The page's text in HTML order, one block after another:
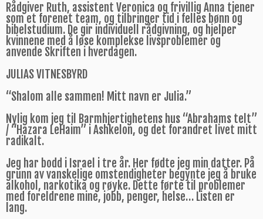
Rådgiver Ruth, assistent Veronica og frivillig Anna tjener
som et forenet team, og tilbringer tid i felles bønn og
bibelstudium. De gir individuell rådgivning, og hjelper
kvinnene med å løse komplekse livsproblemer og
anvende Skriften i hverdagen.
JULIAS VITNESBYRD
“Shalom alle sammen! Mitt navn er Julia.”
Nylig kom jeg til Barmhjertighetens hus “Abrahams telt”
/ “Hazara LeHaim” i Ashkelon, og det forandret livet mitt
radikalt.
Jeg har bodd i Israel i tre år. Her fødte jeg min datter. På
grunn av vanskelige omstendigheter begynte jeg å bruke
alkohol, narkotika og røyke. Dette førte til problemer
med foreldrene mine, jobb, penger, helse… Listen er
lang.